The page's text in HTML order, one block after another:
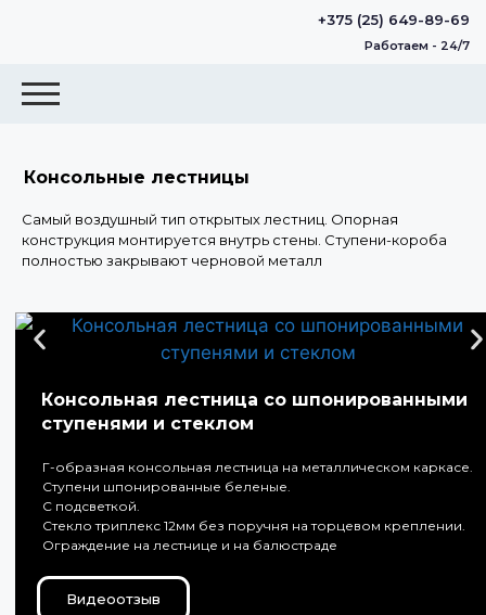
+375 (25) 649-89-69
Работаем - 24/7
Консольные лестницы
Самый воздушный тип открытых лестниц. Опорная
конструкция монтируется внутрь стены. Ступени-короба
полностью закрывают черновой металл
Консольная лестница со шпонированными
ступенями и стеклом
Г-образная консольная лестница на металлическом каркасе.
Ступени шпонированные беленые.
С подсветкой.
Стекло триплекс 12мм без поручня на торцевом креплении.
Ограждение на лестнице и на балюстраде
Видеоотзыв